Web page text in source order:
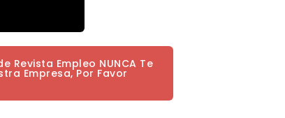
Revista Empleo NUNCA Te
Empresa, Por Favor